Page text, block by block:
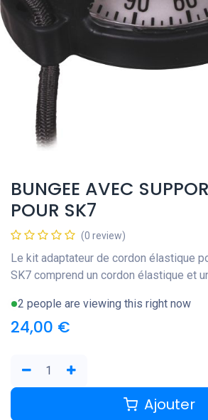
BUNGEE AVEC
POUR SK7
(0 review)
Le kit adaptateur de cordon élastique
SK7 comprend un cordon élastique et
2 people are viewing this right now
24,00 €
Ajouter